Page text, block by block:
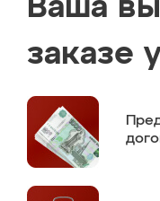
Ваша
заказе